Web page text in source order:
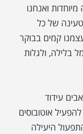
ואנחנו
של כל
קמים בבוקר
בלילה, ולגלות
עידוד
אוטובוסים
היעילה